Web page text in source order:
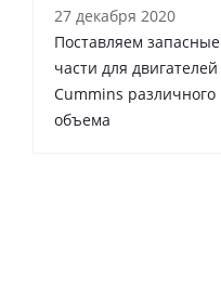
27 декабря 2020
Поставляем запасные
части для двигателей
Cummins различного
объема